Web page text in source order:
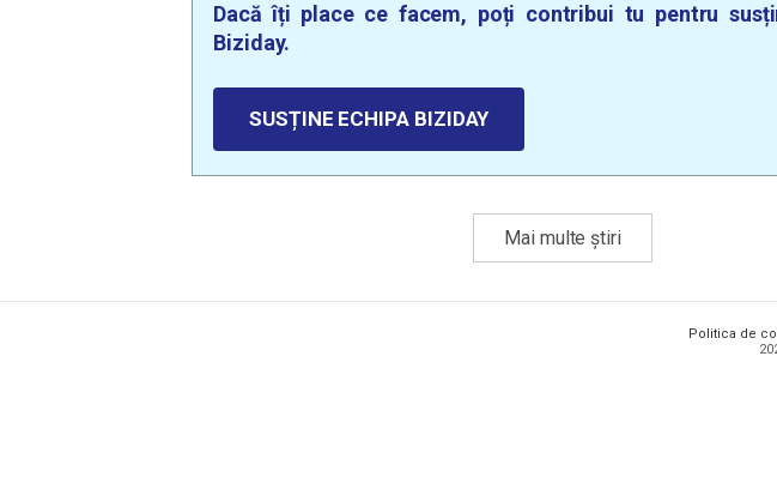
Dacă îți place ce facem, poți contribui tu pentru
Biziday.
SUSȚINE ECHIPA BIZIDAY
Mai multe știri
Politica de